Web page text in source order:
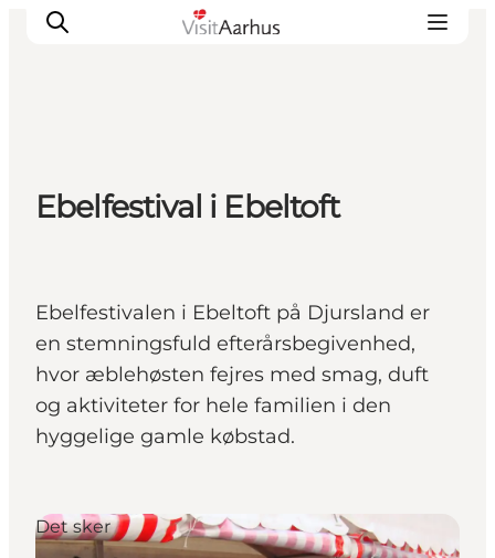
Oplevelser
Kalender
Transport
Ebelfestival i Ebeltoft
Ebelfestivalen i Ebeltoft på Djursland er
en stemningsfuld efterårsbegivenhed,
hvor æblehøsten fejres med smag, duft
og aktiviteter for hele familien i den
hyggelige gamle købstad.
Det sker